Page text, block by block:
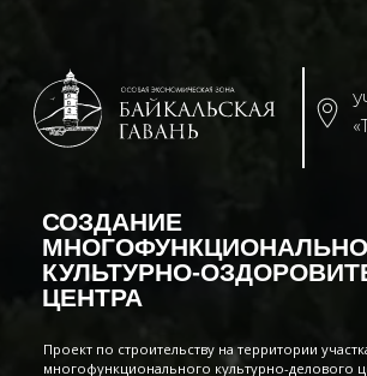
19 600 000 000 ₽
объем инвестиций
СОЗДАНИЕ
МНОГОФУНКЦИОНАЛЬНОГО
КУЛЬТУРНО-ОЗДОРОВИТЕЛЬНОГО
ЦЕНТРА
Проект по строительству на территории участка «Турка»